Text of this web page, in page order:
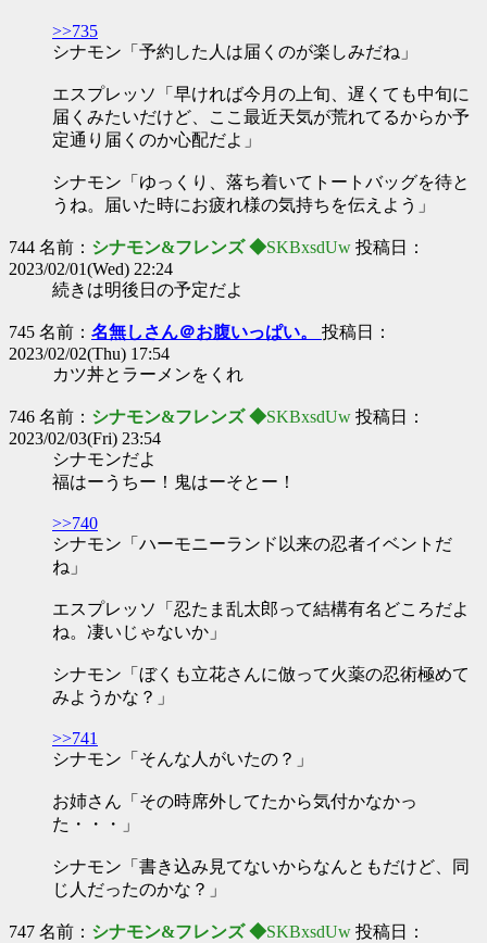
>>735
シナモン「予約した人は届くのが楽しみだね」
エスプレッソ「早ければ今月の上旬、遅くても中旬に
届くみたいだけど、ここ最近天気が荒れてるからか予
定通り届くのか心配だよ」
シナモン「ゆっくり、落ち着いてトートバッグを待と
うね。届いた時にお疲れ様の気持ちを伝えよう」
744 名前： シナモン&フレンズ ◆SKBxsdUw 投稿日：
2023/02/01(Wed) 22:24
続きは明後日の予定だよ
745 名前： 名無しさん＠お腹いっぱい。 投稿日：
2023/02/02(Thu) 17:54
カツ丼とラーメンをくれ
746 名前： シナモン&フレンズ ◆SKBxsdUw 投稿日：
2023/02/03(Fri) 23:54
シナモンだよ
福はーうちー！鬼はーそとー！
>>740
シナモン「ハーモニーランド以来の忍者イベントだ
ね」
エスプレッソ「忍たま乱太郎って結構有名どころだよ
ね。凄いじゃないか」
シナモン「ぼくも立花さんに倣って火薬の忍術極めて
みようかな？」
>>741
シナモン「そんな人がいたの？」
お姉さん「その時席外してたから気付かなかっ
た・・・」
シナモン「書き込み見てないからなんともだけど、同
じ人だったのかな？」
747 名前： シナモン&フレンズ ◆SKBxsdUw 投稿日：